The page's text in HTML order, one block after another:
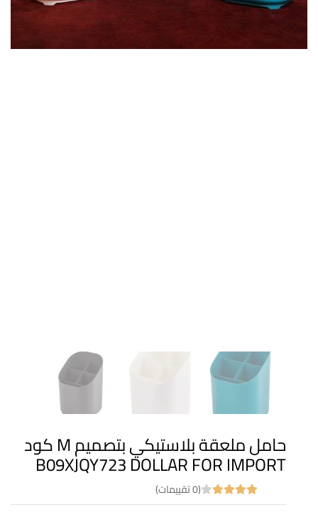
حامل ملعقة بلاستيكي بتصميم M كود
B09XJQY723 DOLLAR FOR IMPORT
(0 تقييمات)